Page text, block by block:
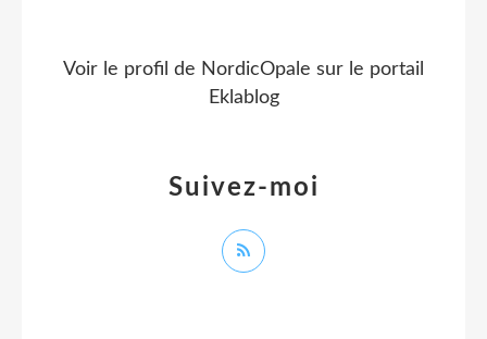
Suivez-moi
Voir le profil de NordicOpale sur le portail
Eklablog